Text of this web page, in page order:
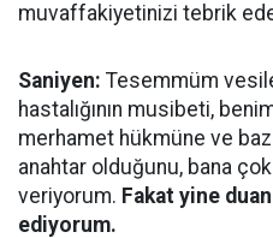
muvaffakiyetinizi tebrik
Saniyen: Tesemmüm
hastalığının musibeti,
merhamet hükmüne ve
anahtar olduğunu, bana
veriyorum. Fakat yine
ediyorum.